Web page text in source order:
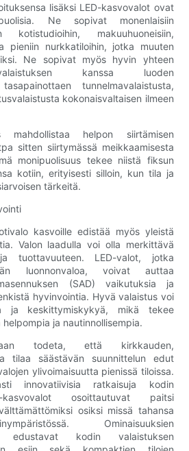
lisäksi LED-kasvovalot ovat
Ne sopivat monenlaisiin
kotistudioihin, makuuhuoneisiin,
pieniin nurkkatiloihin, jotka muuten
Ne sopivat myös hyvin yhteen
kanssa luoden
tunnelmavalaistusta,
kokonaisvaltaisen ilmeen
mahdollistaa helpon siirtämisen
sitten siirtymässä meikkaamisesta
monipuolisuus tekee niistä fiksun
kotiin, erityisesti silloin, kun tila ja
tärkeitä.
kasvoille edistää myös yleistä
Valon laadulla voi olla merkittävä
tuottavuuteen. LED-valot, jotka
luonnonvaloa, voivat auttaa
(SAD) vaikutuksia ja
hyvinvointia. Hyvä valaistus voi
ja keskittymiskykyä, mikä tekee
ja nautinnollisempia.
todeta, että kirkkauden,
tilaa säästävän suunnittelun edut
ylivoimaisuutta pienissä tiloissa.
innovatiivisia ratkaisuja kodin
kasvovalot osoittautuvat paitsi
osiksi missä tahansa
Ominaisuuksien
edustavat kodin valaistuksen